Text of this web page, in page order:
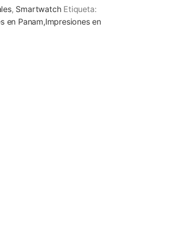
, Smartwatch Etiqueta:
Panam,Impresiones en